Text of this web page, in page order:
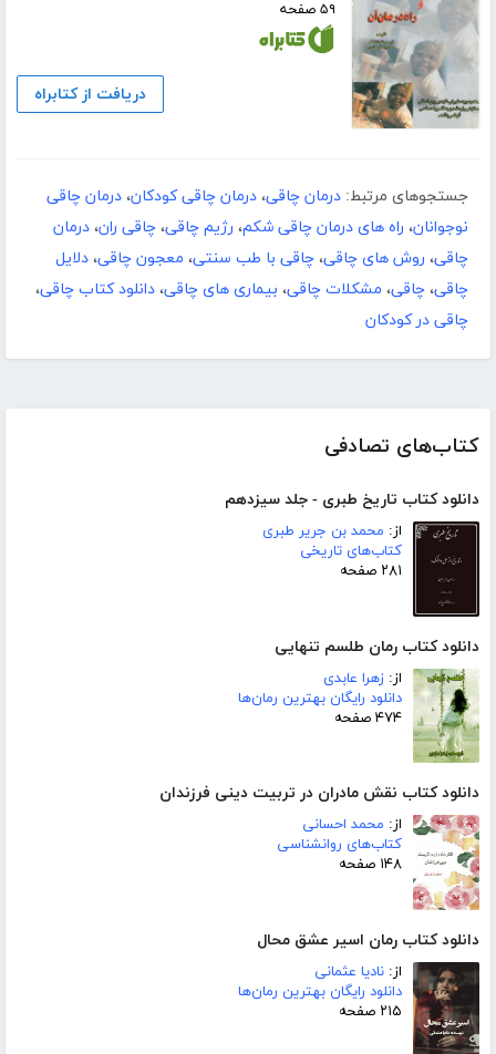
کتاب‌های تصادفی
دانلود کتاب تاریخ طبری - جلد سیزدهم
از: محمد بن جریر طبری
کتاب‌های تاریخی
۲۸۱ صفحه
دانلود کتاب رمان طلسم تنهایی
از: زهرا عابدی
دانلود رایگان بهترین رمان‌ها
۴۷۴ صفحه
دانلود کتاب نقش مادران در تربیت دینی فرزندان
از: محمد احسانی
کتاب‌های روانشناسی
۱۴۸ صفحه
دانلود کتاب رمان اسیر عشق محال
از: نادیا عثمانی
دانلود رایگان بهترین رمان‌ها
۲۱۵ صفحه
۵۹ صفحه
دریافت از کتابراه
جستجوهای مرتبط: درمان چاقی، درمان چاقی کودکان، درمان چاقی
نوجوانان، راه های درمان چاقی شکم، رژیم چاقی، چاقی ران، درمان
چاقی، روش های چاقی، چاقی با طب سنتی، معجون چاقی، دلایل
چاقی، چاقی، مشکلات چاقی، بیماری های چاقی، دانلود کتاب چاقی،
چاقی در کودکان